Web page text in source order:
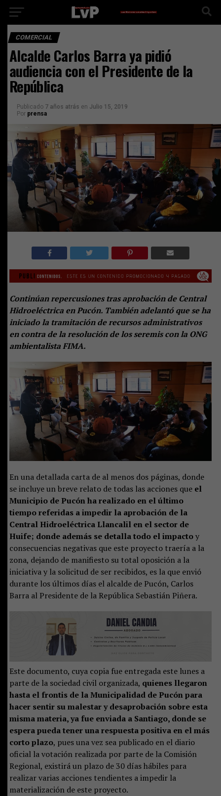
COMERCIAL
Alcalde Carlos Barra ya pidió
audiencia con el Presidente de la
República
Publicado 7 años atrás en Julio 15, 2019
Por prensa
Continúan repercusiones tras aprobación de Central
Hidroeléctrica en Pucón. También adelantó que se ha
iniciado la tramitación de recursos administrativos
en contra de la resolución de los seremis con la ONG
ambientalista FIMA.
En una detallada carta de al menos dos páginas, donde
se incluye un breve relato de todas las acciones que el
Municipio de Pucón ha realizado en el último
tiempo referidas a impedir la aprobación de la
Central Hidroeléctrica Llancalil en el sector de
Huife; donde además se detalla todo el impactoy
consecuencias negativas que este proyecto traería a la
zona, dejando de manifiesto su total oposición a la
iniciativa y la solicitud de ser recibidos, es la que envió
durante los últimos días el alcalde de Pucón, Carlos
Barra al Presidente de la República Sebastián Piñera.
Este documento, cuya copia fue entregada este lunes a
parte de la sociedad civil organizada, quienes llegaron
hasta el frontis de la Municipalidad de Pucón para
hacer sentir su malestar y desaprobación sobre esta
misma materia, ya fue enviada a Santiago, donde se
espera pueda tener una respuesta positiva en el más
corto plazo, pues una vez sea publicado en el diario
oficial la votación realizada por parte de la Comisión
Regional, existirá un plazo de 30 días hábiles para
realizar varias acciones tendientes a impedir la
materialización de este proyecto.